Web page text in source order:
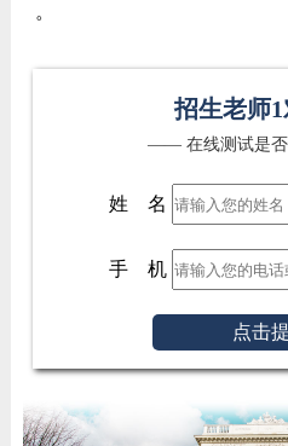
。
招生老师
—— 在线测试是
姓 名
手 机
点击